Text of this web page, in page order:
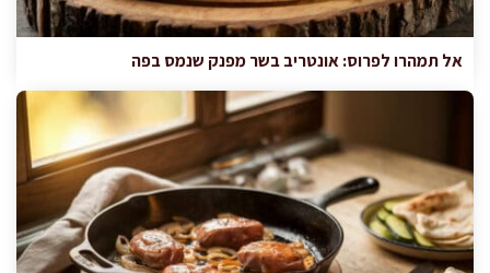
אל תמהרו לפרוס: אונטריב בשר מפנק שנמס בפה